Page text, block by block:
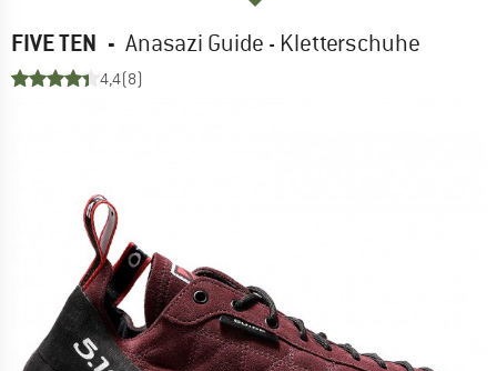
FIVE TEN - Anasazi Guide - Kletterschuhe
4,4(8)